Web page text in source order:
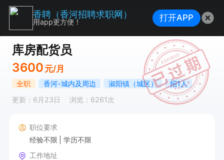
库房配货员
3600 元/月
全职 香河-城内及周边 淑阳镇（城区）
招1人
更新：6月23日
浏览：6261次
职位要求
经验不限
学历不限
工作地址
香聘（香河招聘求职网）
用app更方便！ 打开APP